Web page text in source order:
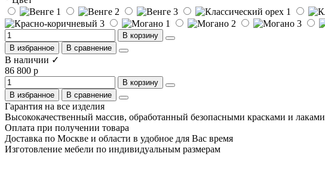
В корзину
В избранное
В сравнение
В наличии ✓
86 800 р
В корзину
В избранное
В сравнение
Гарантия на все изделия
Высококачественный массив, обработанный безопасными красками и лаками
Оплата при получении товара
Доставка по Москве и области в удобное для Вас время
Изготовление мебели по индивидуальным размерам